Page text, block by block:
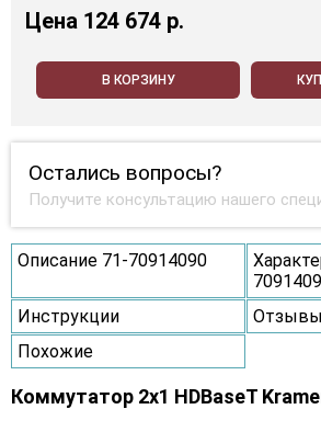
Цена 124 674 p.
В КОРЗИНУ
Остались вопросы?
Получите консультацию нашего
Описание 71-70914090
Инструкции
Отзывы
Похожие
Коммутатор 2x1 HDBaseT